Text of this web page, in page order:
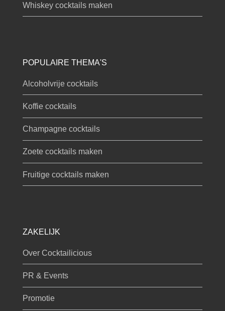
Whiskey cocktails maken
POPULAIRE THEMA'S
Alcoholvrije cocktails
Koffie cocktails
Champagne cocktails
Zoete cocktails maken
Fruitige cocktails maken
ZAKELIJK
Over Cocktailicious
PR & Events
Promotie